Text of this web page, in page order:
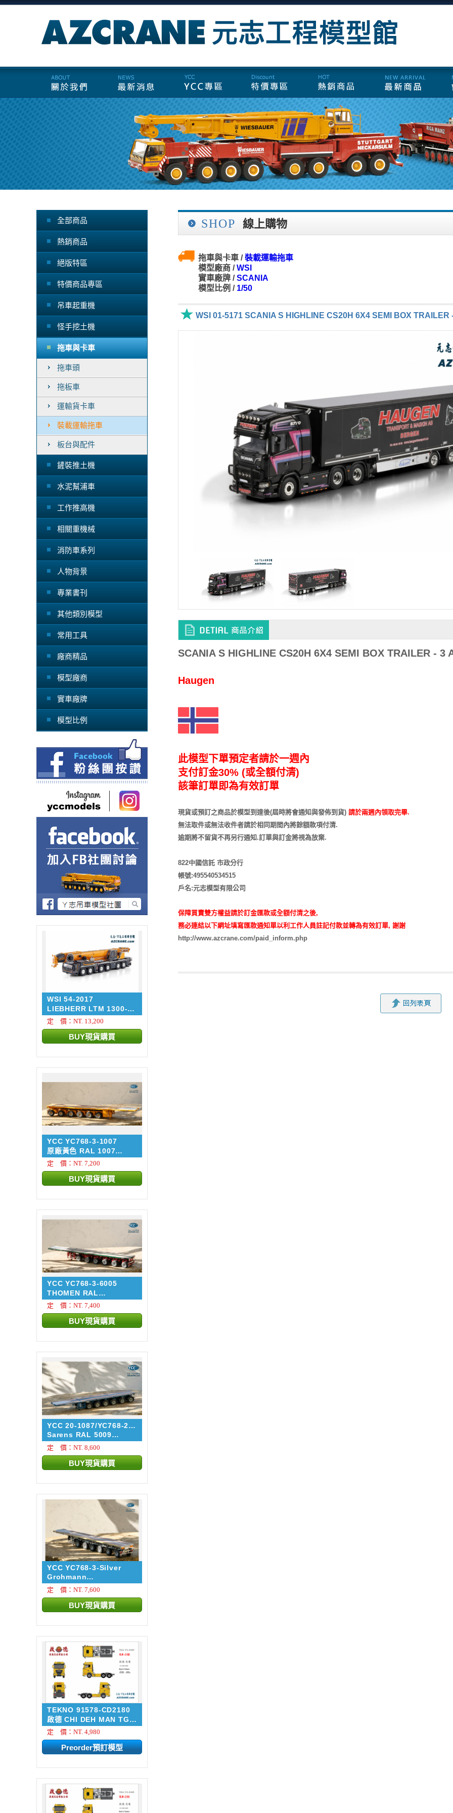
全部商品
熱銷商品
絕版特區
特價商品專區
吊車起重機
怪手挖土機
拖車與卡車
拖車頭
拖板車
運輸貨卡車
裝載運輸拖車
板台與配件
鏟裝推土機
水泥幫浦車
工作推高機
相關重機械
消防車系列
人物背景
專業書刊
其他類別模型
常用工具
廠商精品
模型廠商
實車廠牌
模型比例
WSI 54-2017
LIEBHERR LTM 1300-
6.4 + ...
定 價：NT. 13,200
YCC YC768-3-1007
原廠黃色 RAL 1007
NOOTEB...
定 價：NT. 7,200
YCC YC768-3-6005
THOMEN RAL
6005/3002 NOO...
定 價：NT. 7,400
YCC 20-1087/YC768-2-
5009
Sarens RAL 5009
NOOTEBOO...
定 價：NT. 8,600
YCC YC768-3-Silver
Grohmann
NOOTEBOOM EUROT...
定 價：NT. 7,600
TEKNO 91578-CD2180
啟德 CHI DEH MAN TGX
33....
定 價：NT. 4,980
SHOP 線上購物
拖車與卡車 /裝載運輸拖車
模型廠商 /WSI
實車廠牌 /SCANIA
模型比例 / 1/50
WSI 01-5171 SCANIA S HIGHLINE CS20H 6X4 SEMI BOX
SCANIA S HIGHLINE CS20H 6X4 SEMI BOX TRAILER - 3
Haugen
此模型下單預定者請於一週內
支付訂金30% (或全額付清)
該筆訂單即為有效訂單
現貨或預訂之商品於模型到達後(屆時將會通知與發佈到貨) 請於兩週內領取完畢.
無法取件或無法收件者請於相同期間內將餘額款項付清.
逾期將不留貨不再另行通知 .訂單與訂金將視為放棄.
822中國信託 市政分行
帳號:495540534515
戶名:元志模型有限公司
保障買賣雙方權益請於訂金匯款或全額付清之後,
務必連結以下網址填寫匯款通知單以利工作人員註記付款並轉為有效訂單, 謝謝
http://www.azcrane.com/paid_inform.php